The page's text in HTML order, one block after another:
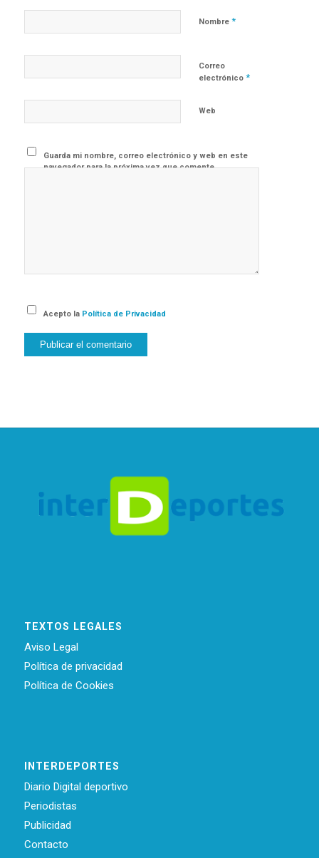
Nombre *
Correo
electrónico *
Web
Guarda mi nombre, correo electrónico y web en este
navegador para la próxima vez que comente.
Acepto la Política de Privacidad
TEXTOS LEGALES
Aviso Legal
Política de privacidad
Política de Cookies
INTERDEPORTES
Diario Digital deportivo
Periodistas
Publicidad
Contacto